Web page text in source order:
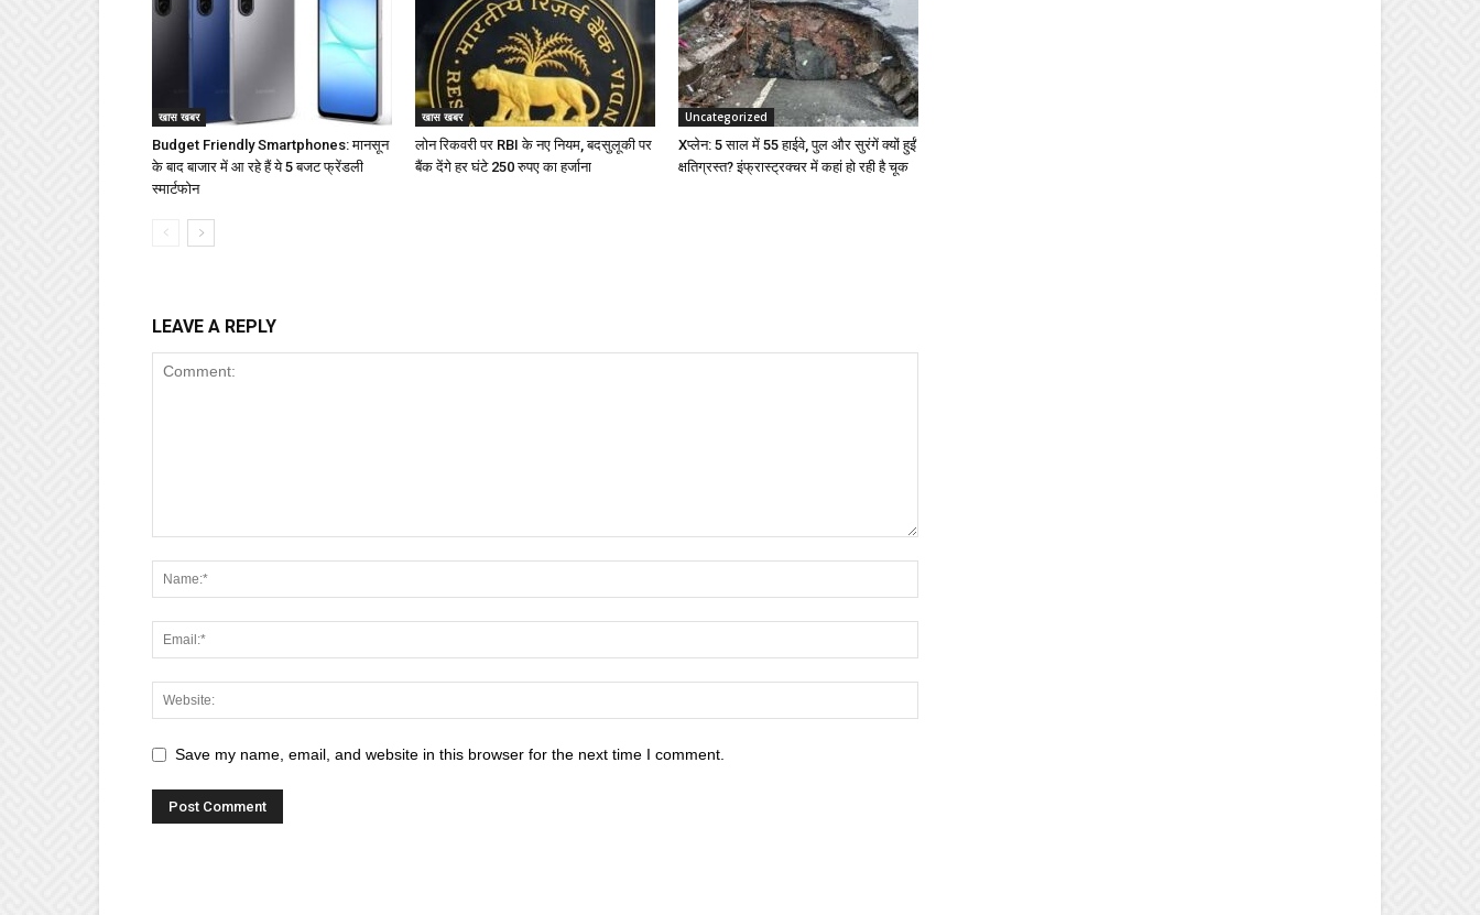
खास खबर
Budget Friendly Smartphones: मानसून
के बाद बाजार में आ रहे हैं ये 5 बजट फ्रेंडली
स्मार्टफोन
खास खबर
लोन रिकवरी पर RBI के नए नियम, बदसुलूकी पर
बैंक देंगे हर घंटे 250 रुपए का हर्जाना
Uncategorized
Xप्लेन: 5 साल में 55 हाईवे, पुल और सुरंगें क्यों हुईं
क्षतिग्रस्त? इंफ्रास्ट्रक्चर में कहां हो रही है चूक
LEAVE A REPLY
Save my name, email, and website in this browser for the next time I comment.